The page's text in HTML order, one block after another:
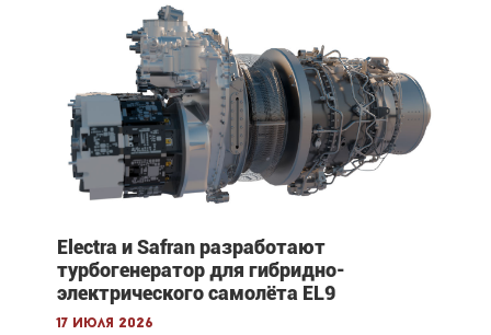
Electra и Safran разработают
турбогенератор для гибридно-
электрического самолёта EL9
17 июля 2026